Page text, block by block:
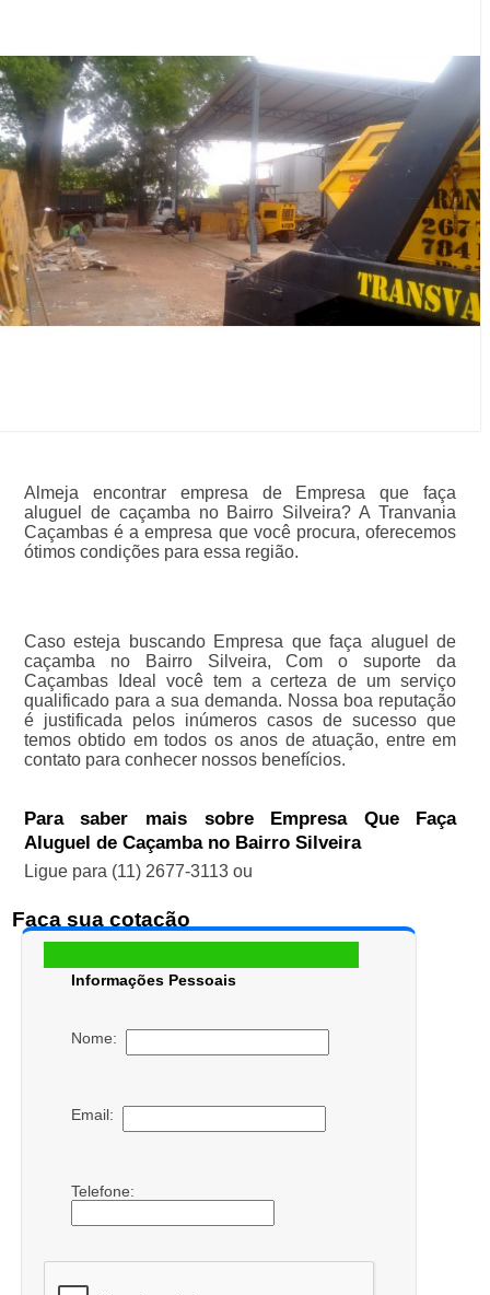
Almeja encontrar empresa de Empresa que faça
aluguel de caçamba no Bairro Silveira? A Tranvania
Caçambas é a empresa que você procura, oferecemos
ótimos condições para essa região.
Caso esteja buscando Empresa que faça aluguel de
caçamba no Bairro Silveira, Com o suporte da
Caçambas Ideal você tem a certeza de um serviço
qualificado para a sua demanda. Nossa boa reputação
é justificada pelos inúmeros casos de sucesso que
temos obtido em todos os anos de atuação, entre em
contato para conhecer nossos benefícios.
Para saber mais sobre Empresa Que Faça
Aluguel de Caçamba no Bairro Silveira
Ligue para (11) 2677-3113ou
Faça sua cotação
Informações Pessoais
Nome:
Email:
Telefone: